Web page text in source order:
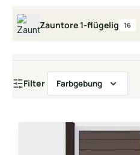
Zauntore 1-flügelig 16
Filter Farbgebung